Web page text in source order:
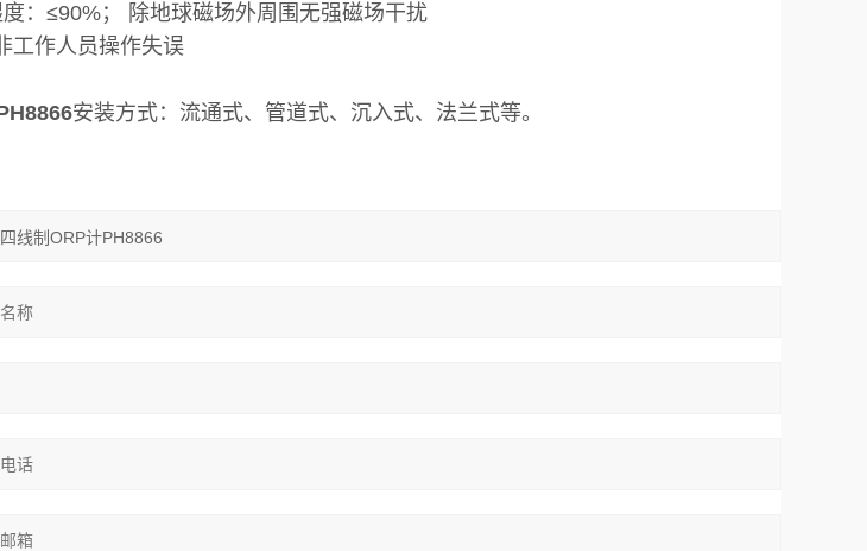
：≤90%； 除地球磁场外周围无强磁场干扰
工作人员操作失误
安装方式：流通式、管道式、沉入式、法兰式等。